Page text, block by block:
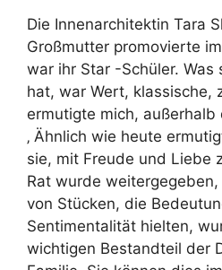
Die Innenarchitektin Tara
Großmutter promovierte
war ihr Star -Schüler.
hat, war Wert, klassische,
ermutigte mich,
‚ Ähnlich wie heute
sie, mit Freude und Liebe
Rat wurde
von Stücken, die
Sentimentalität hielten,
wichtigen Bestandteil der